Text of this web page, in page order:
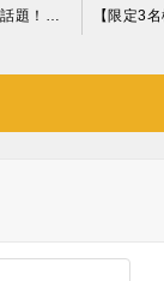
【限定2名様】CMでも話題！ダイソンV7モーターヘッド